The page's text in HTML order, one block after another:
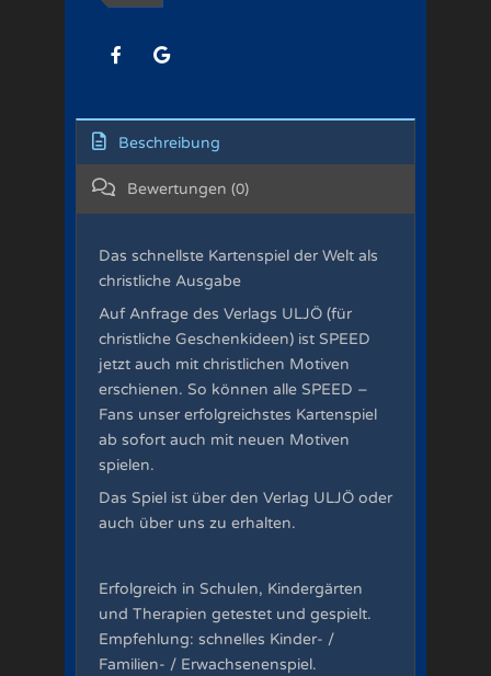
Beschreibung
Bewertungen 0
Das schnellste Kartenspiel der Welt als
christliche Ausgabe
Auf Anfrage des Verlags ULJÖ (für
christliche Geschenkideen) ist SPEED
jetzt auch mit christlichen Motiven
erschienen. So können alle SPEED –
Fans unser erfolgreichstes Kartenspiel
ab sofort auch mit neuen Motiven
spielen.
Das Spiel ist über den Verlag ULJÖ oder
auch über uns zu erhalten.
Erfolgreich in Schulen, Kindergärten
und Therapien getestet und gespielt.
Empfehlung: schnelles Kinder- /
Familien- / Erwachsenenspiel.